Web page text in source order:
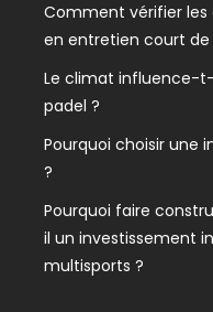
Comment vérifier les
en entretien court de
Le climat influence-
padel ?
Pourquoi choisir une
?
Pourquoi faire
il un investissement
multisports ?